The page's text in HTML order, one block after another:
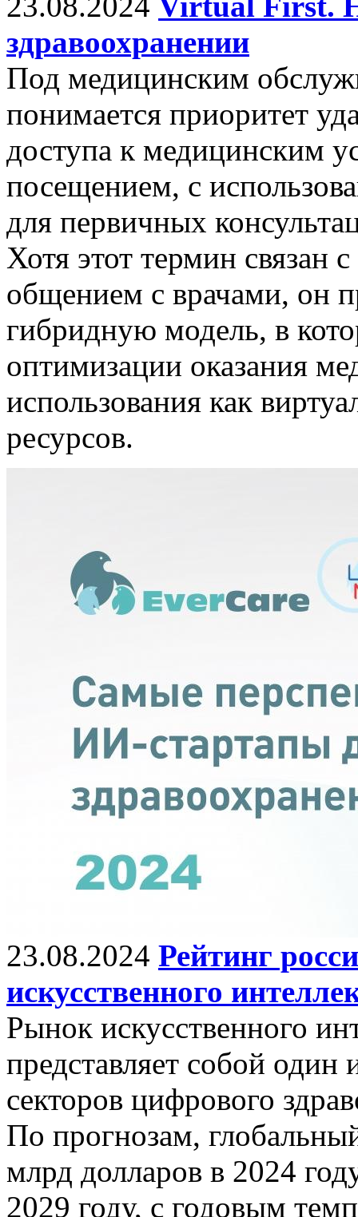
здравоохранении
Под медицинским
понимается приоритет
доступа к медицинским
посещением, с
для первичных
Хотя этот термин связан
общением с врачами, он
гибридную модель, в
оптимизации оказания
использования как
ресурсов.
23.08.2024 Рейтинг
искусственного
Рынок искусственного
представляет собой один
секторов цифрового
По прогнозам,
млрд долларов в 2024
2029 году, с годовым